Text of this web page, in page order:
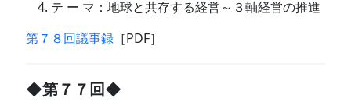
テ ー マ：地球と共存する経営～３軸経営の推進
第７８回議事録 ［PDF］
◆第７７回◆